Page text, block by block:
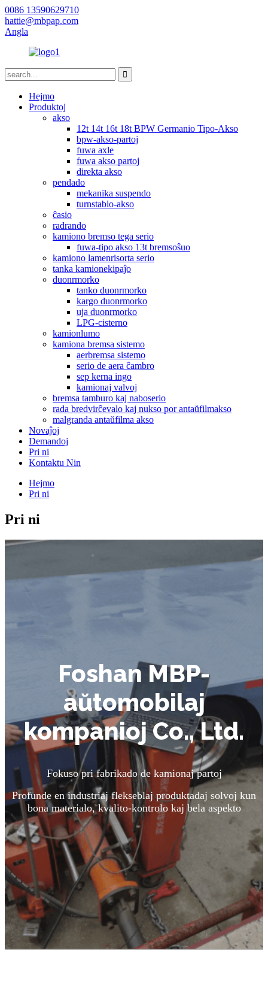
0086 13590629710
hattie@mbpap.com
Angla
Hejmo
Produktoj
akso
12t 14t 16t 18t BPW Germanio Tipo-Akso
bpw-akso-partoj
fuwa axle
fuwa akso partoj
direkta akso
pendado
mekanika suspendo
turnstablo-akso
ĉasio
radrando
kamiono bremso tega serio
fuwa-tipo akso 13t bremsoŝuo
kamiono lamenrisorta serio
tanka kamionekipaĵo
duonrmorko
tanko duonrmorko
kargo duonrmorko
uja duonrmorko
LPG-cisterno
kamionlumo
kamiona bremsa sistemo
aerbremsa sistemo
serio de aera ĉambro
sep kerna ingo
kamionaj valvoj
bremsa tamburo kaj naboserio
rada bredvirĉevalo kaj nukso por antaŭfilmakso
malgranda antaŭfilma akso
Novaĵoj
Demandoj
Pri ni
Kontaktu Nin
Hejmo
Pri ni
Pri ni
Foshan MBP-
aŭtomobilaj
kompanioj Co., Ltd.
Fokuso pri fabrikado de kamionaj partoj
Profunde en industriaj flekseblaj produktadaj solvoj kun
bona materialo, kvalito-kontrolo kaj bela aspekto